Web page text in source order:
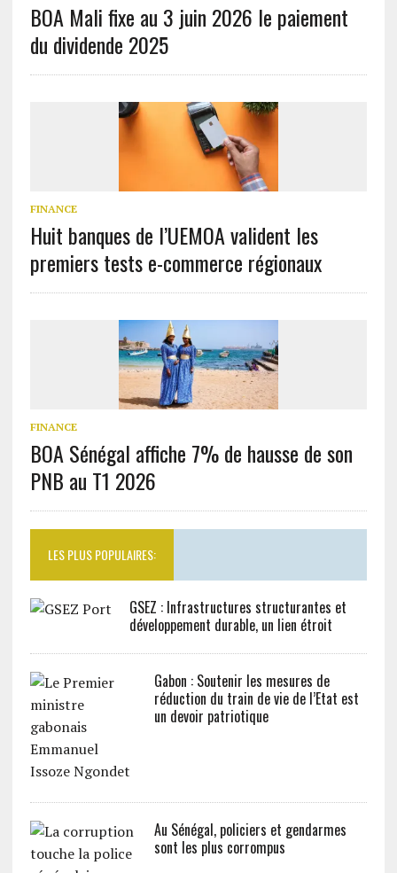
BOA Mali fixe au 3 juin 2026 le paiement
du dividende 2025
FINANCE
Huit banques de l’UEMOA valident les
premiers tests e-commerce régionaux
FINANCE
BOA Sénégal affiche 7% de hausse de son
PNB au T1 2026
LES PLUS POPULAIRES:
GSEZ : Infrastructures structurantes et
développement durable, un lien étroit
Gabon : Soutenir les mesures de
réduction du train de vie de l’Etat est
un devoir patriotique
Au Sénégal, policiers et gendarmes
sont les plus corrompus